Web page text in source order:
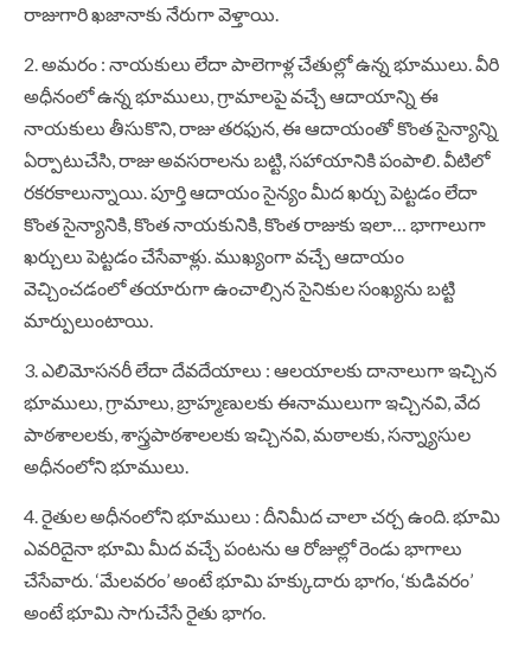
రాజుగారి ఖజానాకు నేరుగా వెళ్తాయి.
2. అమరం : నాయకులు లేదా పాలెగాళ్ల చేతుల్లో ఉన్న భూములు. వీరి
అధీనంలో ఉన్న భూములు, గ్రామాలపై వచ్చే ఆదాయాన్ని ఈ
నాయకులు తీసుకొని, రాజు తరఫున, ఈ ఆదాయంతో కొంత సైన్యాన్ని
ఏర్పాటుచేసి, రాజు అవసరాలను బట్టి, సహాయానికి పంపాలి. వీటిలో
రకరకాలున్నాయి. పూర్తి ఆదాయం సైన్యం మీద ఖర్చు పెట్టడం లేదా
కొంత సైన్యానికి, కొంత నాయకునికి, కొంత రాజుకు ఇలా… భాగాలుగా
ఖర్చులు పెట్టడం చేసేవాళ్లు. ముఖ్యంగా వచ్చే ఆదాయం
వెచ్చించడంలో తయారుగా ఉంచాల్సిన సైనికుల సంఖ్యను బట్టి
మార్పులుంటాయి.
3. ఎలిమోసనరీ లేదా దేవదేయాలు : ఆలయాలకు దానాలుగా ఇచ్చిన
భూములు, గ్రామాలు, బ్రాహ్మణులకు ఈనాములుగా ఇచ్చినవి, వేద
పాఠశాలలకు, శాస్త్రపాఠశాలలకు ఇచ్చినవి, మఠాలకు, సన్న్యాసుల
అధీనంలోని భూములు.
4. రైతుల అధీనంలోని భూములు : దీనిమీద చాలా చర్చ ఉంది. భూమి
ఎవరిదైనా భూమి మీద వచ్చే పంటను ఆ రోజుల్లో రెండు భాగాలు
చేసేవారు. ‘మేలవరం’ అంటే భూమి హక్కుదారు భాగం, ‘కుడివరం’
అంటే భూమి సాగుచేసే రైతు భాగం.